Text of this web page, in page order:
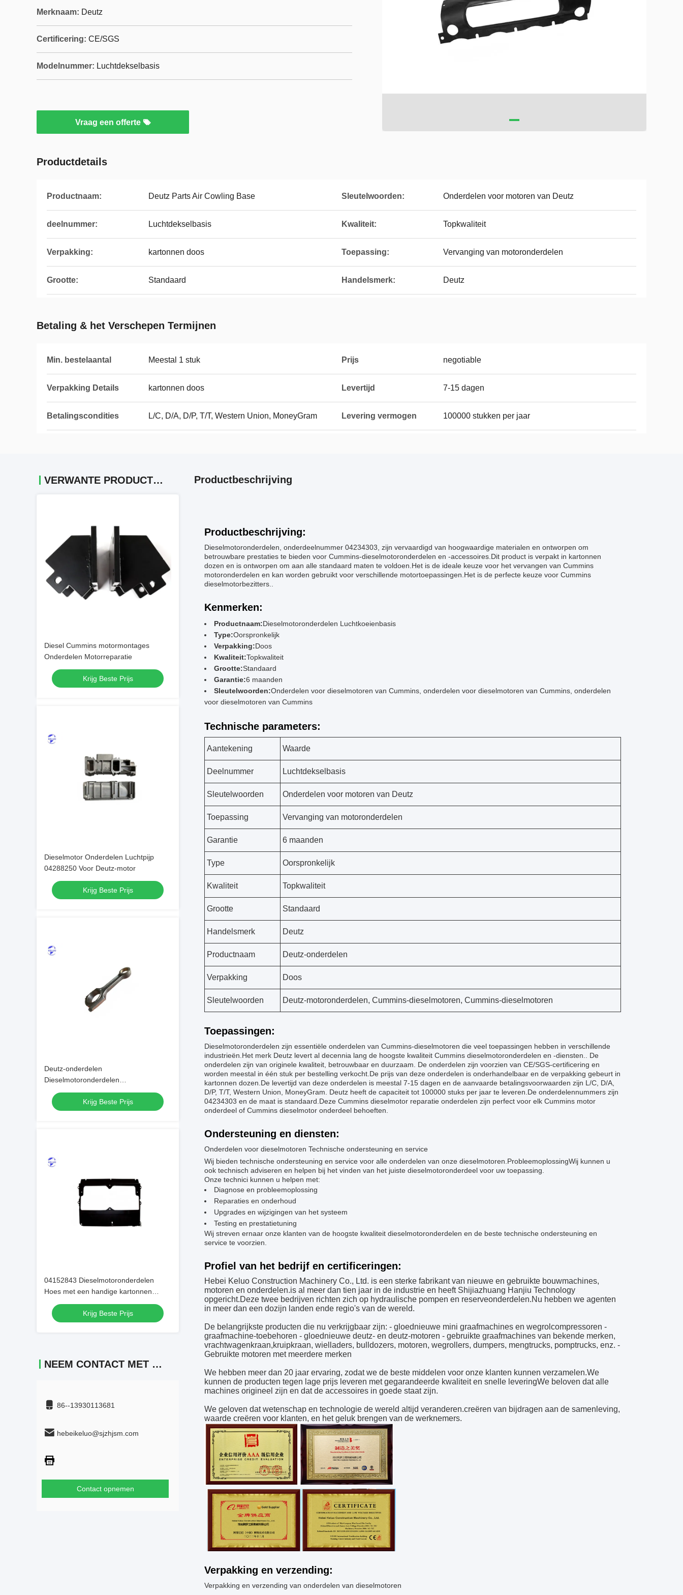
Merknaam: Deutz
Certificering: CE/SGS
Modelnummer: Luchtdekselbasis
Vraag een offerte
Productdetails
Productnaam: Deutz Parts Air Cowling Base Sleutelwoorden: Onderdelen voor motoren van Deutz
deelnummer: Luchtdekselbasis Kwaliteit: Topkwaliteit
Verpakking: kartonnen doos Toepassing: Vervanging van motoronderdelen
Grootte: Standaard Handelsmerk: Deutz
Betaling & het Verschepen Termijnen
Min. bestelaantal Meestal 1 stuk Prijs negotiable
Verpakking Details kartonnen doos Levertijd 7-15 dagen
Betalingscondities L/C, D/A, D/P, T/T, Western Union, MoneyGram Levering vermogen 100000 stukken per jaar
VERWANTE PRODUCTEN
Diesel Cummins motormontages
Onderdelen Motorreparatie
Krijg Beste Prijs
Dieselmotor Onderdelen Luchtpijp
04288250 Voor Deutz-motor
Krijg Beste Prijs
Deutz-onderdelen
Dieselmotoronderdelen
Verbindingsstaaf voor
standaardtoepassingen
Krijg Beste Prijs
04152843 Dieselmotoronderdelen
Hoes met een handige kartonnen
verpakking
Krijg Beste Prijs
NEEM CONTACT MET ONS OP
86--13930113681
hebeikeluo@sjzhjsm.com
Contact opnemen
Productbeschrijving
Productbeschrijving:
Dieselmotoronderdelen, onderdeelnummer 04234303, zijn vervaardigd van hoogwaardige materialen en ontworpen om
betrouwbare prestaties te bieden voor Cummins-dieselmotoronderdelen en -accessoires.Dit product is verpakt in kartonnen
dozen en is ontworpen om aan alle standaard maten te voldoen.Het is de ideale keuze voor het vervangen van Cummins
motoronderdelen en kan worden gebruikt voor verschillende motortoepassingen.Het is de perfecte keuze voor Cummins
dieselmotorbezitters..
Kenmerken:
Productnaam:Dieselmotoronderdelen Luchtkoeienbasis
Type:Oorspronkelijk
Verpakking:Doos
Kwaliteit:Topkwaliteit
Grootte:Standaard
Garantie:6 maanden
Sleutelwoorden:Onderdelen voor dieselmotoren van Cummins, onderdelen voor dieselmotoren van Cummins, onderdelen
voor dieselmotoren van Cummins
Technische parameters:
Aantekening Waarde
Deelnummer Luchtdekselbasis
Sleutelwoorden Onderdelen voor motoren van Deutz
Toepassing Vervanging van motoronderdelen
Garantie 6 maanden
Type Oorspronkelijk
Kwaliteit Topkwaliteit
Grootte Standaard
Handelsmerk Deutz
Productnaam Deutz-onderdelen
Verpakking Doos
Sleutelwoorden Deutz-motoronderdelen, Cummins-dieselmotoren, Cummins-dieselmotoren
Toepassingen:
Dieselmotoronderdelen zijn essentiële onderdelen van Cummins-dieselmotoren die veel toepassingen hebben in verschillende
industrieën.Het merk Deutz levert al decennia lang de hoogste kwaliteit Cummins dieselmotoronderdelen en -diensten.. De
onderdelen zijn van originele kwaliteit, betrouwbaar en duurzaam. De onderdelen zijn voorzien van CE/SGS-certificering en
worden meestal in één stuk per bestelling verkocht.De prijs van deze onderdelen is onderhandelbaar en de verpakking gebeurt in
kartonnen dozen.De levertijd van deze onderdelen is meestal 7-15 dagen en de aanvaarde betalingsvoorwaarden zijn L/C, D/A,
D/P, T/T, Western Union, MoneyGram. Deutz heeft de capaciteit tot 100000 stuks per jaar te leveren.De onderdelennummers zijn
04234303 en de maat is standaard.Deze Cummins dieselmotor reparatie onderdelen zijn perfect voor elk Cummins motor
onderdeel of Cummins dieselmotor onderdeel behoeften.
Ondersteuning en diensten:
Onderdelen voor dieselmotoren Technische ondersteuning en service
Wij bieden technische ondersteuning en service voor alle onderdelen van onze dieselmotoren.ProbleemoplossingWij kunnen u
ook technisch adviseren en helpen bij het vinden van het juiste dieselmotoronderdeel voor uw toepassing.
Onze technici kunnen u helpen met:
Diagnose en probleemoplossing
Reparaties en onderhoud
Upgrades en wijzigingen van het systeem
Testing en prestatietuning
Wij streven ernaar onze klanten van de hoogste kwaliteit dieselmotoronderdelen en de beste technische ondersteuning en
service te voorzien.
Profiel van het bedrijf en certificeringen:
Hebei Keluo Construction Machinery Co., Ltd. is een sterke fabrikant van nieuwe en gebruikte bouwmachines,
motoren en onderdelen.is al meer dan tien jaar in de industrie en heeft Shijiazhuang Hanjiu Technology
opgericht.Deze twee bedrijven richten zich op hydraulische pompen en reserveonderdelen.Nu hebben we agenten
in meer dan een dozijn landen ende regio's van de wereld.
De belangrijkste producten die nu verkrijgbaar zijn: - gloednieuwe mini graafmachines en wegrolcompressoren -
graafmachine-toebehoren - gloednieuwe deutz- en deutz-motoren - gebruikte graafmachines van bekende merken,
vrachtwagenkraan,kruipkraan, wielladers, bulldozers, motoren, wegrollers, dumpers, mengtrucks, pomptrucks, enz. -
Gebruikte motoren met meerdere merken
We hebben meer dan 20 jaar ervaring, zodat we de beste middelen voor onze klanten kunnen verzamelen.We
kunnen de producten tegen lage prijs leveren met gegarandeerde kwaliteit en snelle leveringWe beloven dat alle
machines origineel zijn en dat de accessoires in goede staat zijn.
We geloven dat wetenschap en technologie de wereld altijd veranderen.creëren van bijdragen aan de samenleving,
waarde creëren voor klanten, en het geluk brengen van de werknemers.
Verpakking en verzending:
Verpakking en verzending van onderdelen van dieselmotoren